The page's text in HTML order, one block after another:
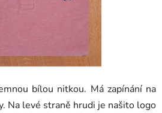
bílou nitkou. Má zapínání na
Na levé straně hrudi je našito logo